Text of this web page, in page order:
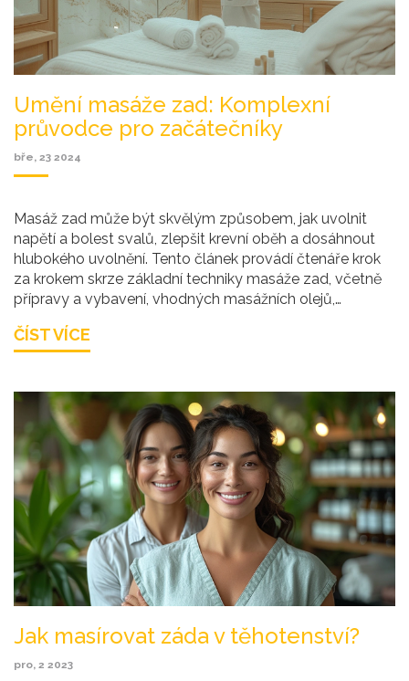
Umění masáže zad: Komplexní
průvodce pro začátečníky
bře, 23 2024
Masáž zad může být skvělým způsobem, jak uvolnit
napětí a bolest svalů, zlepšit krevní oběh a dosáhnout
hlubokého uvolnění. Tento článek provádí čtenáře krok
za krokem skrze základní techniky masáže zad, včetně
přípravy a vybavení, vhodných masážních olejů,
také informace o častých chybách, kterým je třeba se
ČÍST VÍCE
Jak masírovat záda v těhotenství?
pro, 2 2023